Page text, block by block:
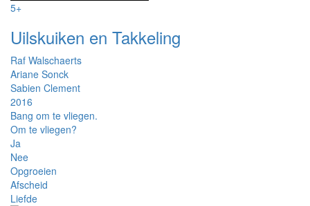
5+
Uilskuiken en Takkeling
Raf Walschaerts
Ariane Sonck
Sabien Clement
2016
Bang om te vliegen.
Om te vliegen?
Ja
Nee
Opgroeien
Afscheid
Liefde